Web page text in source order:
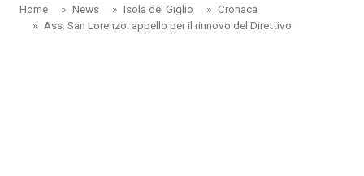
Home News Isola del Giglio
Cronaca
Ass. San Lorenzo: appello per il rinnovo del Direttivo